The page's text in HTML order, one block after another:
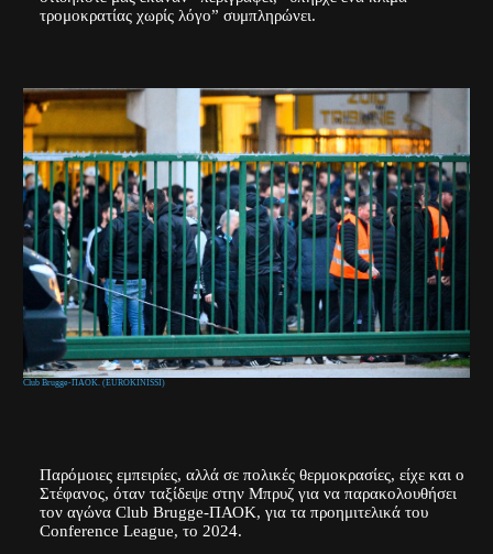
τρομοκρατίας χωρίς λόγο” συμπληρώνει.
Club Brugge-ΠΑΟΚ. (EUROKINISSI)
Παρόμοιες εμπειρίες, αλλά σε πολικές θερμοκρασίες, είχε και ο
Στέφανος, όταν ταξίδεψε στην Μπρυζ για να παρακολουθήσει
τον αγώνα Club Brugge-ΠΑΟΚ, για τα προημιτελικά του
Conference League, το 2024.